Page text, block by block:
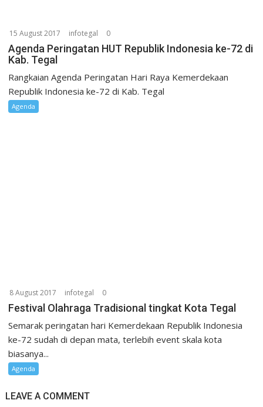
15 August 2017 infotegal 0
Agenda Peringatan HUT Republik Indonesia ke-72 di
Kab. Tegal
Rangkaian Agenda Peringatan Hari Raya Kemerdekaan
Republik Indonesia ke-72 di Kab. Tegal
Agenda
8 August 2017 infotegal 0
Festival Olahraga Tradisional tingkat Kota Tegal
Semarak peringatan hari Kemerdekaan Republik Indonesia
ke-72 sudah di depan mata, terlebih event skala kota
biasanya...
Agenda
LEAVE A COMMENT